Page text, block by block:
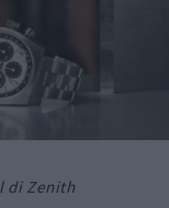
di Zenith